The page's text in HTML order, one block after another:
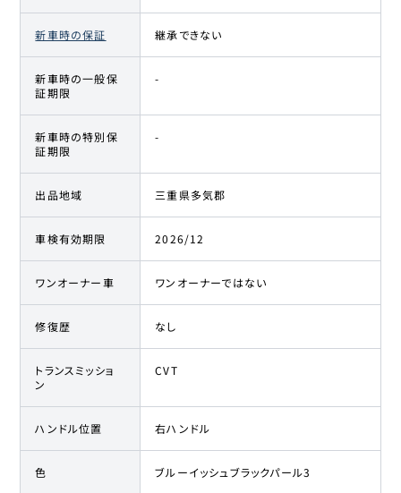
新車時の保証 継承できない
新車時の一般保
証期限
-
新車時の特別保
証期限
-
出品地域 三重県多気郡
車検有効期限 2026/12
ワンオーナー車 ワンオーナーではない
修復歴 なし
トランスミッショ
ン
CVT
ハンドル位置 右ハンドル
色 ブルーイッシュブラックパール3